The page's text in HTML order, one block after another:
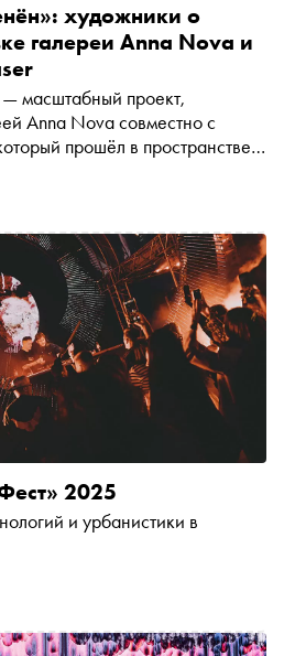
художники о
галереи Anna Nova и
масштабный проект,
Anna Nova совместно с
прошёл в пространстве
юбилею пространства ЦЕХ *.
Дмитриева, Влад Кульков,
историями создания
о переходе от архива к
с кураторами
и Анной Гагариной
2025
и урбанистики в